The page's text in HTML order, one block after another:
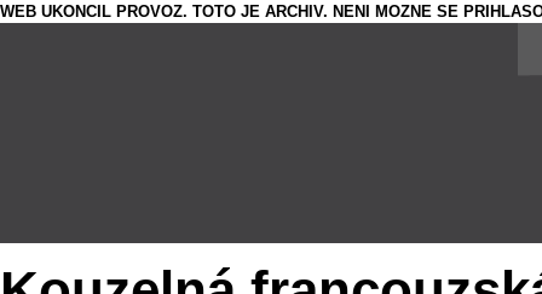
WEB UKONCIL PROVOZ. TOTO JE ARCHIV. NENI MOZNE SE